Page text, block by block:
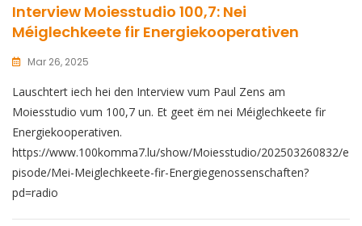
Interview Moiesstudio 100,7: Nei
Méiglechkeete fir Energiekooperativen
Mar 26, 2025
Lauschtert iech hei den Interview vum Paul Zens am
Moiesstudio vum 100,7 un. Et geet ëm nei Méiglechkeete fir
Energiekooperativen.
https://www.100komma7.lu/show/Moiesstudio/202503260832/e
pisode/Mei-Meiglechkeete-fir-Energiegenossenschaften?
pd=radio